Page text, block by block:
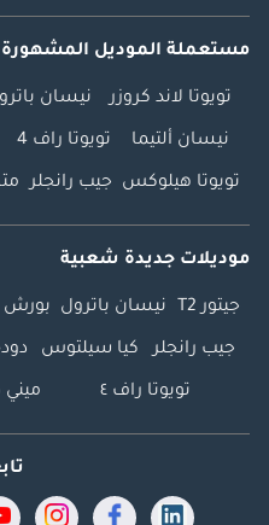
مستعملة الموديل المشهورة
تويوتا لاند كروزر نيسان
نيسان ألتيما تويوتا راف 4
تويوتا هيلوكس جيب رانجلر
موديلات جديدة شعبية
جيتور T2 نيسان باترول بورش 911
جيب رانجلر كيا سيلتوس
تويوتا راف ٤ ميني